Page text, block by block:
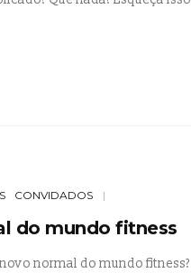
CONVIDADOS
do mundo fitness
normal do mundo fitness?